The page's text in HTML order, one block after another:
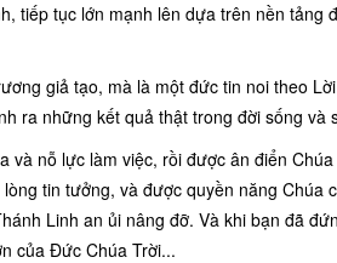
tiếp tục lớn mạnh lên dựa trên nền tảng
giả tạo, mà là một đức tin noi theo
ra những kết quả thật trong đời sống và
và nỗ lực làm việc, rồi được ân điển
tin tưởng, và được quyền năng Chúa
Linh an ủi nâng đỡ. Và khi bạn đã
của Đức Chúa Trời...